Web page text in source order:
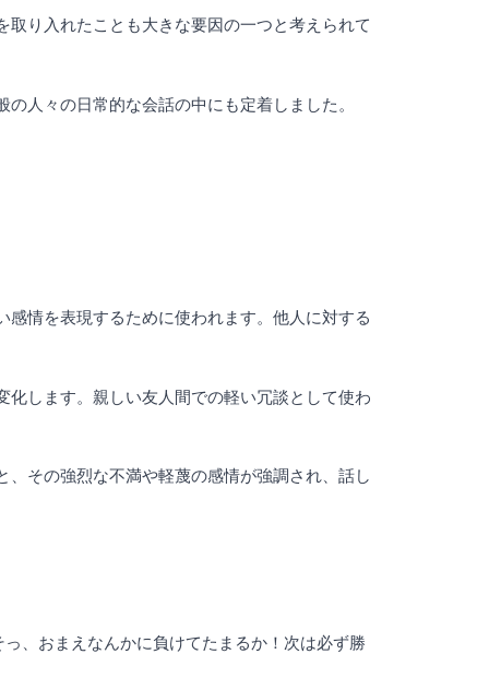
取り入れたことも大きな要因の一つと考えられて
人々の日常的な会話の中にも定着しました。
感情を表現するために使われます。他人に対する
化します。親しい友人間での軽い冗談として使わ
、その強烈な不満や軽蔑の感情が強調され、話し
、おまえなんかに負けてたまるか！次は必ず勝